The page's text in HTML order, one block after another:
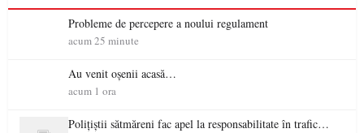
Probleme de percepere a noului regulament
acum 25 minute
Au venit oșenii acasă…
acum 1 ora
Polițiștii sătmăreni fac apel la responsabilitate în trafic…